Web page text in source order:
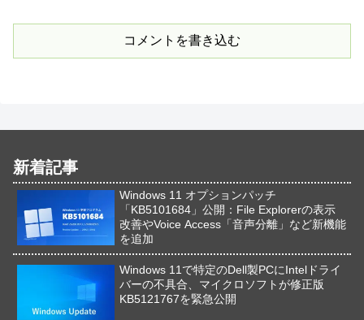
コメントを書き込む
新着記事
Windows 11 オプションパッチ
「KB5101684」公開：File Explorerの表示
改善やVoice Access「音声分離」など新機能
を追加
Windows 11で特定のDell製PCにIntelドライ
バーの不具合、マイクロソフトが修正版
KB5121767を緊急公開